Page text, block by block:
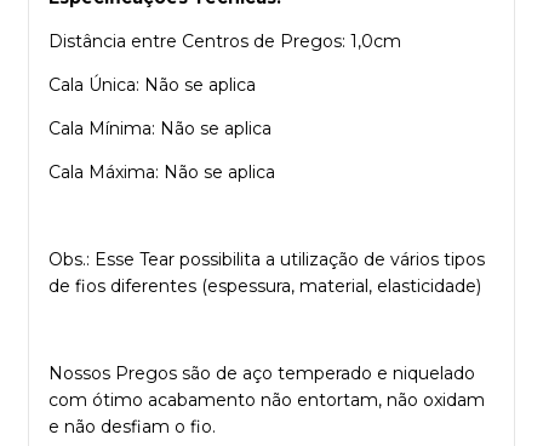
Distância entre Centros de Pregos: 1,0cm
Cala Única: Não se aplica
Cala Mínima: Não se aplica
Cala Máxima: Não se aplica
Obs.: Esse Tear possibilita a utilização de vários tipos
de fios diferentes (espessura, material, elasticidade)
Nossos Pregos são de aço temperado e niquelado
com ótimo acabamento não entortam, não oxidam
e não desfiam o fio.